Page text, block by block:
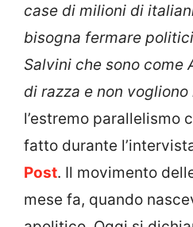
case di milioni di
bisogna fermare
Salvini che sono come
di razza e non vogliono
l’estremo parallelismo
fatto durante
Post. Il movimento
mese fa, quando